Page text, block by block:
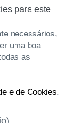
para este
necessários,
uma boa
as
e de Cookies.